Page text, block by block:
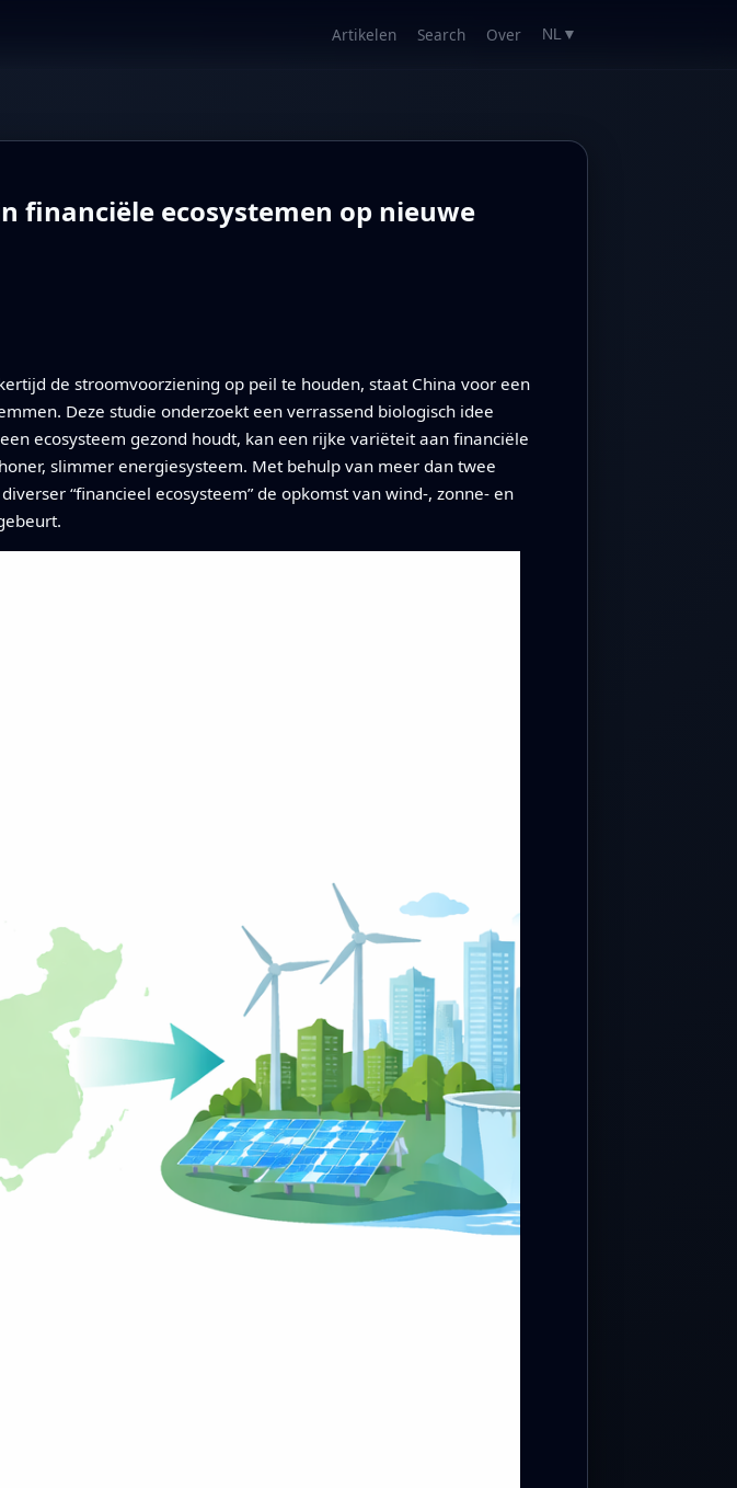
Artikelen Search Over NL ▼
financiële ecosystemen op nieuwe
de stroomvoorziening op peil te houden, staat China voor een
Deze studie onderzoekt een verrassend biologisch idee
ecosysteem gezond houdt, kan een rijke variëteit aan financiële
slimmer energiesysteem. Met behulp van meer dan twee
“financieel ecosysteem” de opkomst van wind-, zonne- en